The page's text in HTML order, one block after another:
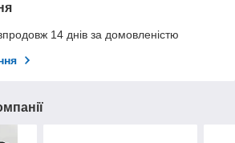
14 днів за домовленістю